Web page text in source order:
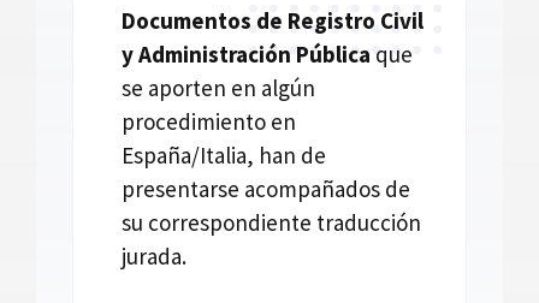
Documentos de Registro Civil
y Administración Pública que
se aporten en algún
procedimiento en
España/Italia, han de
presentarse acompañados de
su correspondiente traducción
jurada.